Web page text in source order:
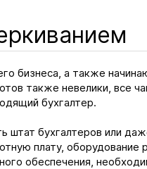
бизнеса, а также
также невелики, все
бухгалтер.
бухгалтеров или
плату, оборудование
обеспечения,